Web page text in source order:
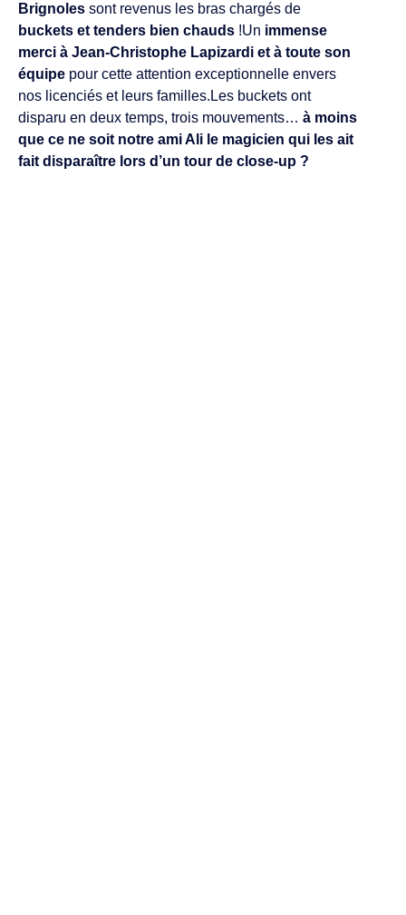
Brignoles sont revenus les bras chargés de
buckets et tenders bien chauds !Un immense
merci à Jean-Christophe Lapizardi et à toute son
équipe pour cette attention exceptionnelle envers
nos licenciés et leurs familles.Les buckets ont
disparu en deux temps, trois mouvements… à moins
que ce ne soit notre ami Ali le magicien qui les ait
fait disparaître lors d’un tour de close-up ?